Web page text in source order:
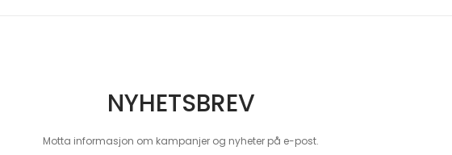
NYHETSBREV
Motta informasjon om kampanjer og nyheter på e-post.